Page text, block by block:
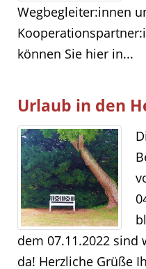
Wegbegleiter:innen
können Sie hier in...
Urlaub in den
dem 07.11.2022 sind
da! Herzliche Grüße